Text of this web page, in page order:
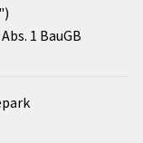
1 BauGB